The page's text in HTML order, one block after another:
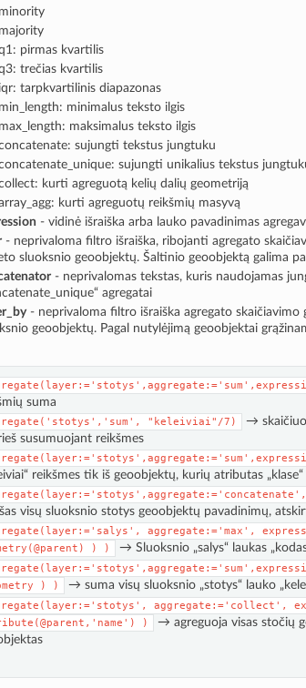
minority
majority
pirmas kvartilis
trečias kvartilis
tarpkvartilinis diapazonas
min_length: minimalus teksto ilgis
max_length: maksimalus teksto ilgis
sujungti tekstus jungtuku
sujungti unikalius tekstus
kurti agreguotą kelių dalių geometriją
kurti agreguotų reikšmių masyvą
- vidinė išraiška arba lauko pavadinimas
- neprivaloma filtro išraiška, ribojanti agregato
sluoksnio geoobjektų. Šaltinio geoobjektą galima
- neprivalomas tekstas, kuris naudojamas
agregatai
- neprivaloma filtro išraiška agregato skaičiavimo
geoobjektų. Pagal nutylėjimą geoobjektai
suma
"keleiviai"/7)
→
susumuojant reikšmes
reikšmes tik iš geoobjektų, kurių atributas
visų sluoksnio stotys geoobjektų pavadinimų,
aggregate:='max',
) ) → Sluoksnio „salys“ laukas
) ) → suma visų sluoksnio „stotys“ lauko
aggregate:='collect',
)
→ agreguoja visas stočių